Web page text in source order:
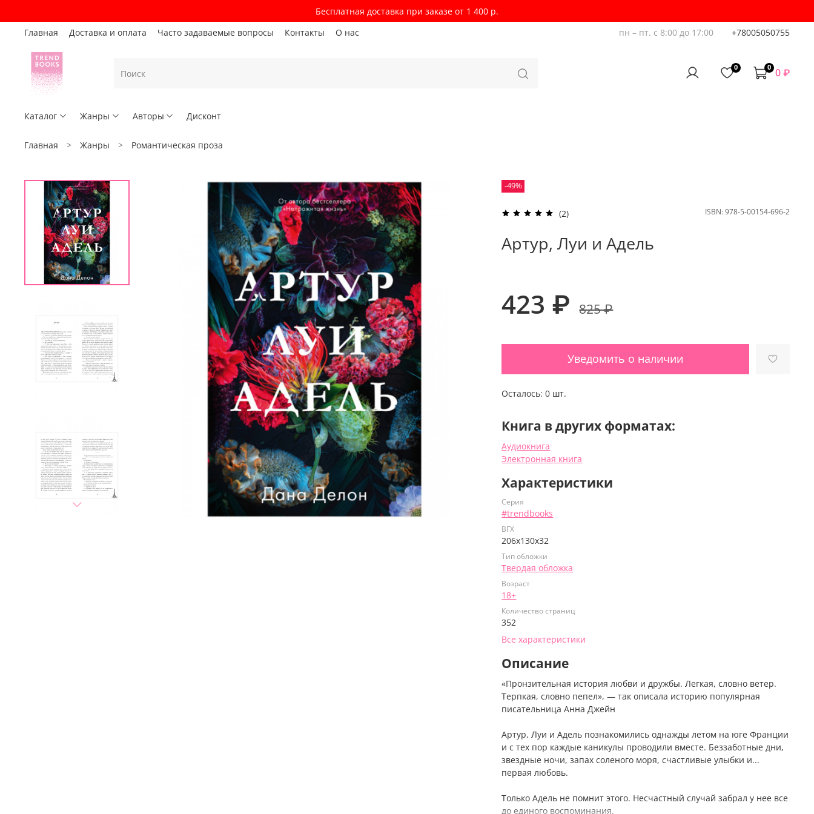
Бесплатная доставка при заказе от 1 400 р.
Главная
Доставка и оплата Часто задаваемые вопросы Контакты О нас пн – пт. с 8:00 до 17:00 +78005050755
0 0 0 ₽
Каталог Жанры Авторы Дисконт
Главная Жанры Романтическая проза
-49%
(2) ISBN:978-5-00154-696-2
Артур, Луи и Адель
423 ₽ 825 ₽
Уведомить о наличии
Осталось:0 шт.
Книга в других форматах:
Аудиокнига
Электронная книга
Характеристики
Серия
#trendbooks
ВГХ
206х130х32
Тип обложки
Твердая обложка
Возраст
18+
Количество страниц
352
Все характеристики
Описание
«Пронзительная история любви и дружбы. Легкая, словно ветер.
Терпкая, словно пепел», — так описала историю популярная
писательница Анна Джейн
Артур, Луи и Адель познакомились однажды летом на юге Франции
и с тех пор каждые каникулы проводили вместе. Беззаботные дни,
звездные ночи, запах соленого моря, счастливые улыбки и...
первая любовь.
Только Адель не помнит этого. Несчастный случай забрал у нее все
до единого воспоминания.